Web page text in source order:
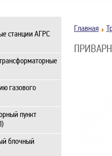
станции АГРС
газового
пункт
блочный
Главная